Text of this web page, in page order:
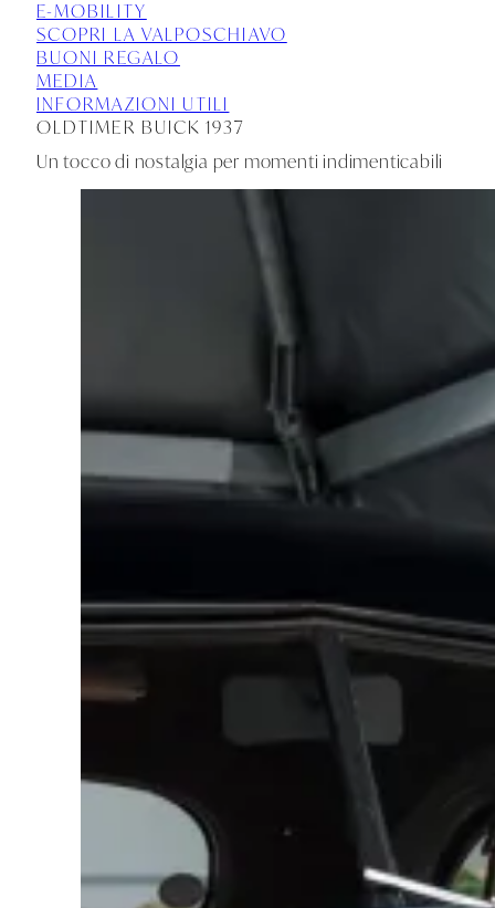
E-MOBILITY
SCOPRI LA VALPOSCHIAVO
BUONI REGALO
MEDIA
INFORMAZIONI UTILI
OLDTIMER BUICK 1937
Un tocco di nostalgia per momenti indimenticabili